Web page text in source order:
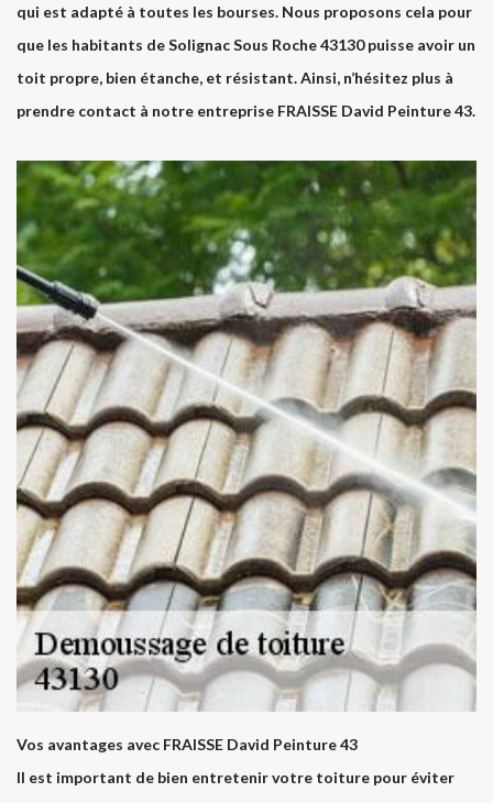
qui est adapté à toutes les bourses. Nous proposons cela pour
que les habitants de Solignac Sous Roche 43130 puisse avoir un
toit propre, bien étanche, et résistant. Ainsi, n’hésitez plus à
prendre contact à notre entreprise FRAISSE David Peinture 43.
Vos avantages avec FRAISSE David Peinture 43
Il est important de bien entretenir votre toiture pour éviter